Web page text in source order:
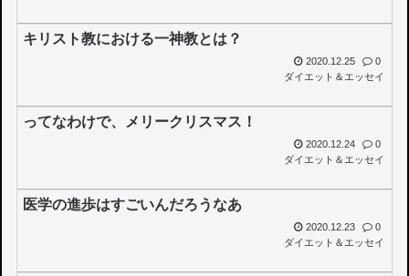
キリスト教における一神教とは？
2020.12.25
0
ダイエット＆エッセイ
ってなわけで、メリークリスマス！
2020.12.24
0
ダイエット＆エッセイ
医学の進歩はすごいんだろうなあ
2020.12.23
0
ダイエット＆エッセイ